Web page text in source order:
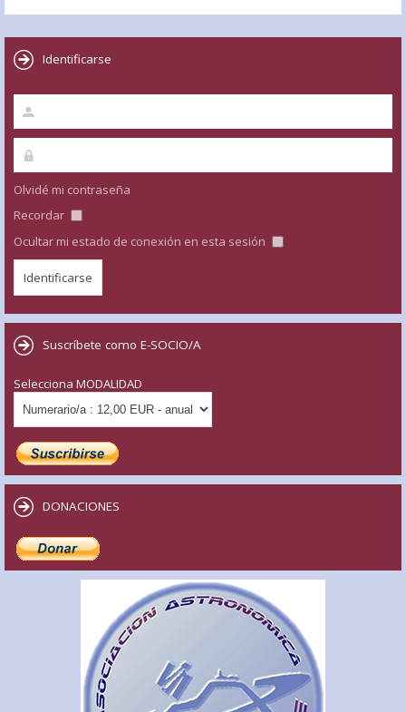
Identificarse
Olvidé mi contraseña
Recordar
Ocultar mi estado de conexión en esta sesión
Suscríbete como E-SOCIO/A
Selecciona MODALIDAD
DONACIONES